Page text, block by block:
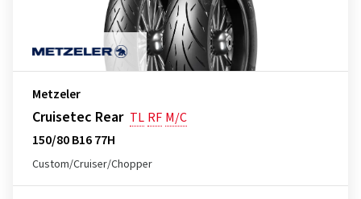
Metzeler
Cruisetec Rear TL RF M/C
150/80 B16 77H
Custom/Cruiser/Chopper